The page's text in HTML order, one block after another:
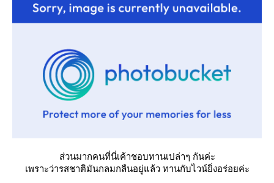
ส่วนมากคนที่นี่เค้าชอบทานเปล่าๆ กันค่ะ
เพราะว่ารสชาติมันกลมกลืนอยู่แล้ว ทานกับไวน์ยิ่งอร่อยค่ะ